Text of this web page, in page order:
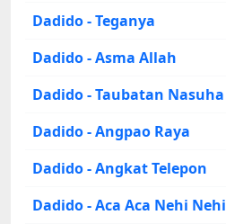
Dadido - Teganya
Dadido - Asma Allah
Dadido - Taubatan Nasuha
Dadido - Angpao Raya
Dadido - Angkat Telepon
Dadido - Aca Aca Nehi Nehi